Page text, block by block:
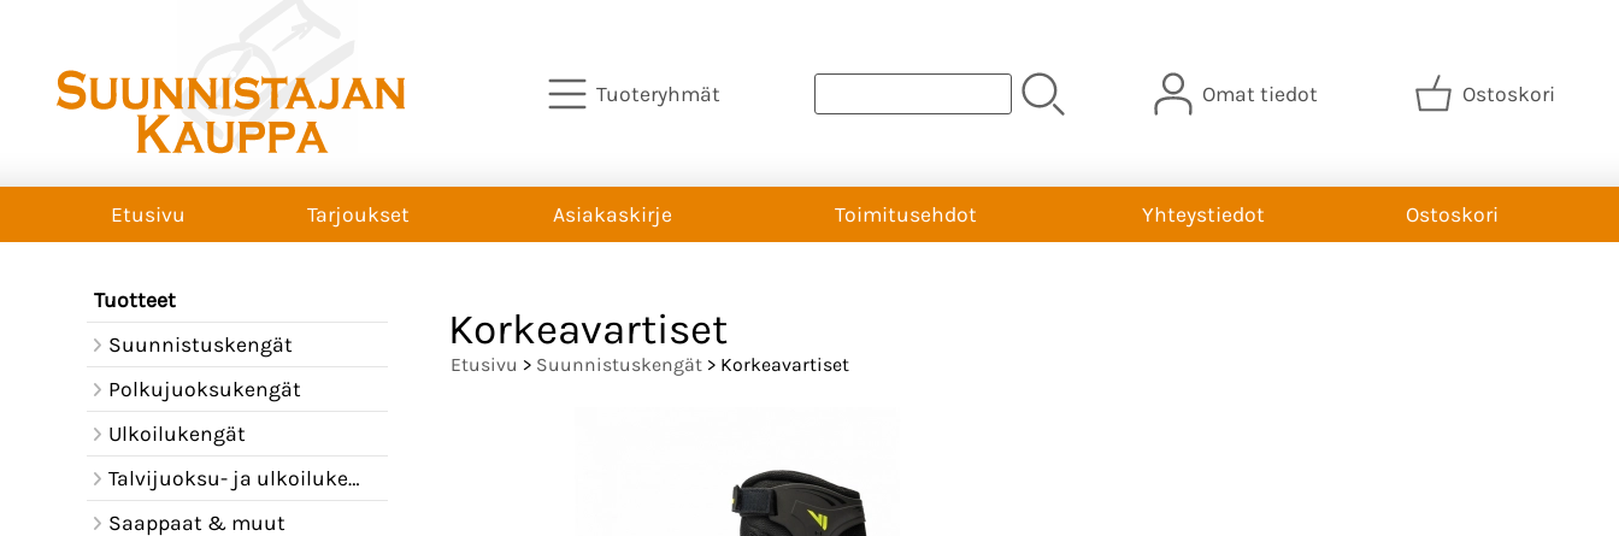
Tuoteryhmät Omat tiedot Ostoskori
Etusivu Tarjoukset Asiakaskirje Toimitusehdot Yhteystiedot Ostoskori
Tuotteet
Suunnistuskengät
Polkujuoksukengät
Ulkoilukengät
Talvijuoksu- ja ulkoilukengät
Saappaat & muut
Korkeavartiset
Etusivu > Suunnistuskengät > Korkeavartiset